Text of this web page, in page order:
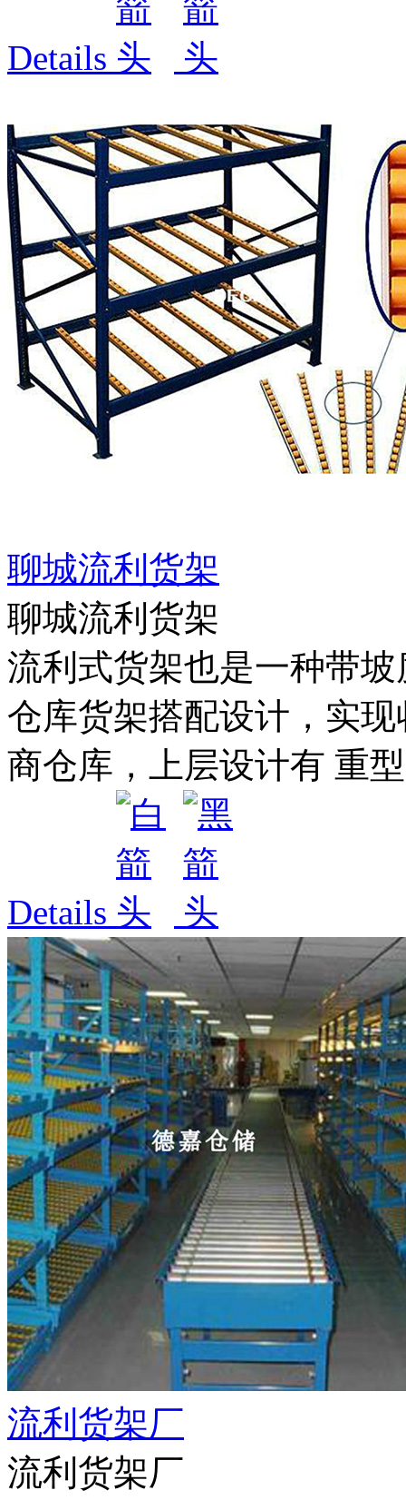
Details
聊城流利货架
聊城流利货架
流利式货架也是一种带
仓库货架搭配设计，实
商仓库，上层设计有 重
Details
流利货架厂
流利货架厂